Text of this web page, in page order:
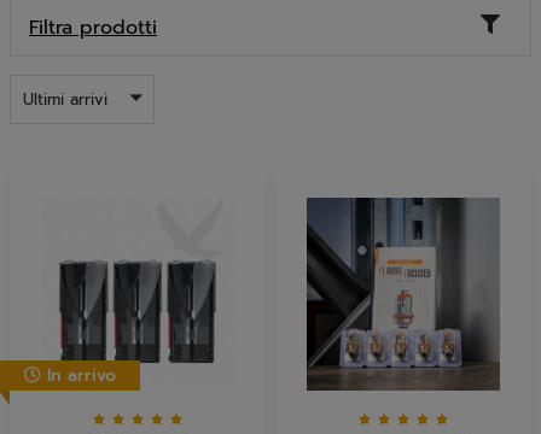
Filtra prodotti
Ultimi arrivi
In arrivo